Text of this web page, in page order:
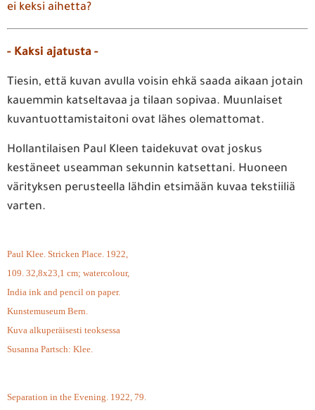
ei keksi aihetta?
- Kaksi ajatusta -
Tiesin, että kuvan avulla voisin ehkä saada aikaan jotain
kauemmin katseltavaa ja tilaan sopivaa. Muunlaiset
kuvantuottamistaitoni ovat lähes olemattomat.
Hollantilaisen Paul Kleen taidekuvat ovat joskus
kestäneet useamman sekunnin katsettani. Huoneen
värityksen perusteella lähdin etsimään kuvaa tekstiiliä
varten.
Paul Klee. Stricken Place. 1922,
109. 32,8x23,1 cm; watercolour,
India ink and pencil on paper.
Kunstemuseum Bern.
Kuva alkuperäisesti teoksessa
Susanna Partsch: Klee.
Separation in the Evening. 1922, 79.